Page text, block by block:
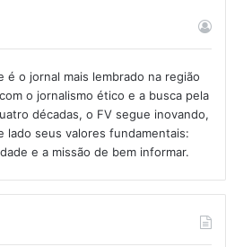
é o jornal mais lembrado na região
o jornalismo ético e a busca pela
décadas, o FV segue inovando,
lado seus valores fundamentais:
e a missão de bem informar.​